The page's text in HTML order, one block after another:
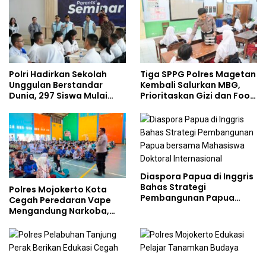
Polri Hadirkan Sekolah
Unggulan Berstandar
Dunia, 297 Siswa Mulai
Tiga SPPG Polres Magetan
Kembali Salurkan MBG,
Prioritaskan Gizi dan Food
Polres Mojokerto Kota
Cegah Peredaran Vape
Mengandung Narkoba,
Kalangan Remaja
Diaspora Papua di Inggris
Bahas Strategi
Pembangunan Papua